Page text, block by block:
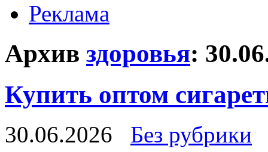
Реклама
Архив здоровья:
Купить оптом
30.06.2026
Без рубрики